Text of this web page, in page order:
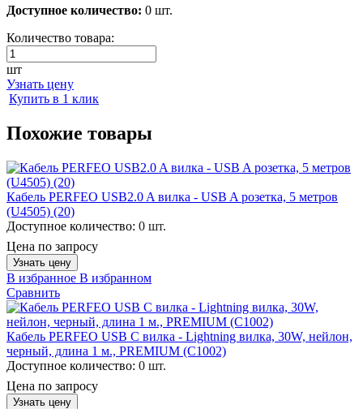
Доступное количество: 0 шт.
Количество товара:
шт
Узнать цену
Купить в 1 клик
Похожие товары
Кабель PERFEO USB2.0 A вилка - USB A розетка, 5 метров
(U4505) (20)
Доступное количество: 0 шт.
Цена по запросу
Узнать цену
В избранное В избранном
Сравнить
Кабель PERFEO USB C вилка - Lightning вилка, 30W, нейлон,
черный, длина 1 м., PREMIUM (C1002)
Доступное количество: 0 шт.
Цена по запросу
Узнать цену